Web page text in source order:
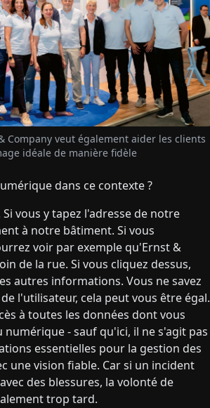
& Company veut également aider les clients
idéale de manière fidèle
dans ce contexte ?
vous y tapez l'adresse de notre
à notre bâtiment. Si vous
voir par exemple qu'Ernst &
de la rue. Si vous cliquez dessus,
autres informations. Vous ne savez
l'utilisateur, cela peut vous être égal.
à toutes les données dont vous
- sauf qu'ici, il ne s'agit pas
essentielles pour la gestion des
une vision fiable. Car si un incident
des blessures, la volonté de
trop tard.